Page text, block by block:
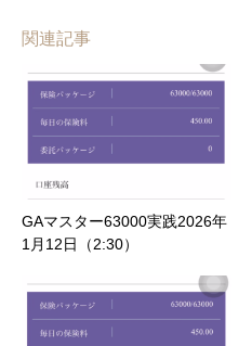
関連記事
GAマスター63000実践2026年
1月12日（2:30）